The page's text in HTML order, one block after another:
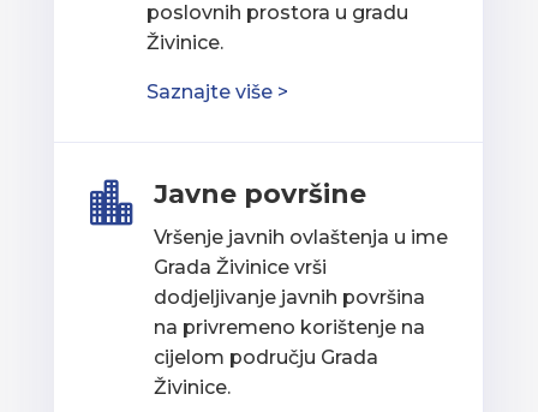
poslovnih prostora u gradu
Živinice.
Saznajte više >
 Javne površine
Vršenje javnih ovlaštenja u ime
Grada Živinice vrši
dodjeljivanje javnih površina
na privremeno korištenje na
cijelom području Grada
Živinice.